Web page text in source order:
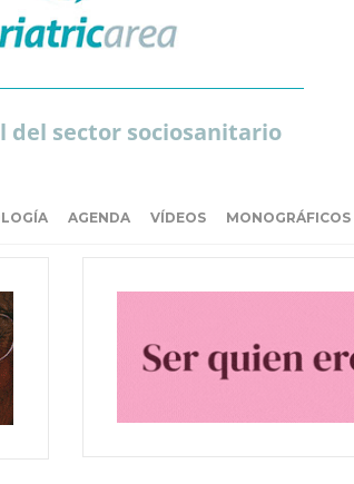
del sector sociosanitario
AGENDA VÍDEOS MONOGRÁFICOS